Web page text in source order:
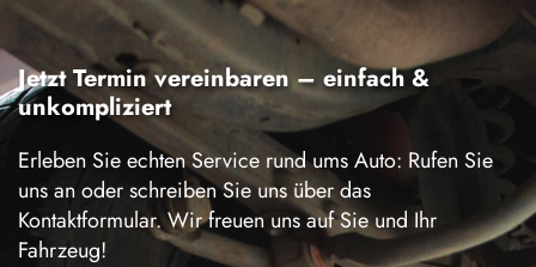
Jetzt Termin vereinbaren – einfach &
unkompliziert
Erleben Sie echten Service rund ums Auto: Rufen Sie
uns an oder schreiben Sie uns über das
Kontaktformular. Wir freuen uns auf Sie und Ihr
Fahrzeug!